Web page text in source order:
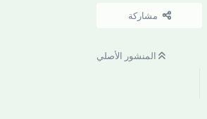
مشاركة
المنشور الأصلي